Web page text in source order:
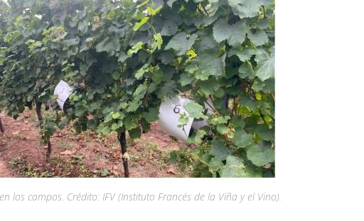
los campos. Crédito: IFV (Instituto Francés de la Viña y el Vino).